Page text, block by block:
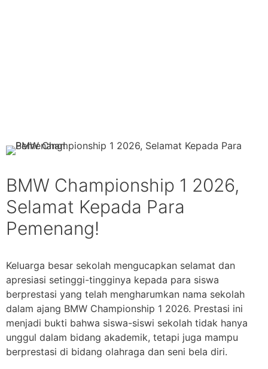
BMW Championship 1 2026,
Selamat Kepada Para
Pemenang!
Keluarga besar sekolah mengucapkan selamat dan
apresiasi setinggi-tingginya kepada para siswa
berprestasi yang telah mengharumkan nama sekolah
dalam ajang BMW Championship 1 2026. Prestasi ini
menjadi bukti bahwa siswa-siswi sekolah tidak hanya
unggul dalam bidang akademik, tetapi juga mampu
berprestasi di bidang olahraga dan seni bela diri.